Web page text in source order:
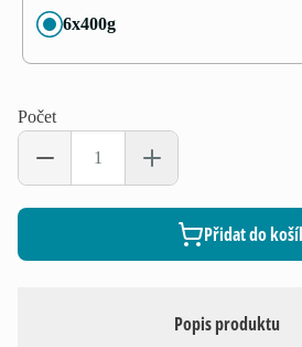
Popis produktu
6x400g
Počet
Přidat do